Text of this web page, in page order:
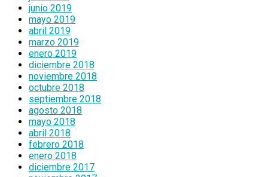
junio 2019
mayo 2019
abril 2019
marzo 2019
enero 2019
diciembre 2018
noviembre 2018
octubre 2018
septiembre 2018
agosto 2018
mayo 2018
abril 2018
febrero 2018
enero 2018
diciembre 2017